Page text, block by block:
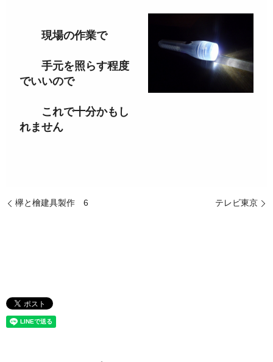
現場の作業で
手元を照らす程度
でいいので
これで十分かもし
れません
欅と檜建具製作 6 テレビ東京